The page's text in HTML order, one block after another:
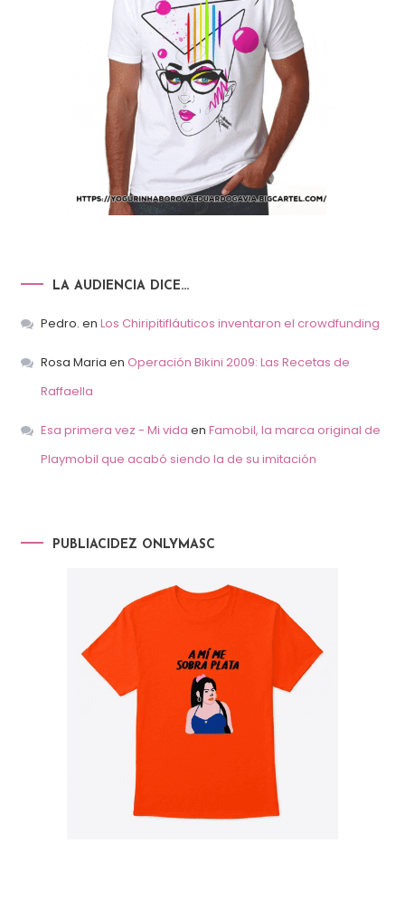
LA AUDIENCIA DICE…
Pedro. en Los Chiripitifláuticos inventaron el crowdfunding
Rosa Maria en Operación Bikini 2009: Las Recetas de
Raffaella
Esa primera vez - Mi vida en Famobil, la marca original de
Playmobil que acabó siendo la de su imitación
PUBLIACIDEZ ONLYMASC